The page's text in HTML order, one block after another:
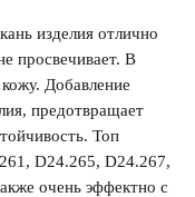
изделия отлично
просвечивает. В
Добавление
предотвращает
Топ
D24.265, D24.267,
очень эффектно с